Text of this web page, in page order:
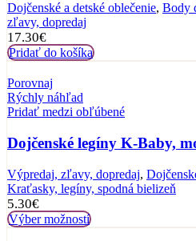
Dojčenské a detské oblečenie, Body
zľavy, dopredaj
17.30€
Pridať do košíka
Porovnaj
Rýchly náhľad
Pridať medzi obľúbené
Dojčenské legíny K-Baby,
Výpredaj, zľavy, dopredaj,
Kraťasky, legíny, spodná bielizeň
5.30€
Výber možností